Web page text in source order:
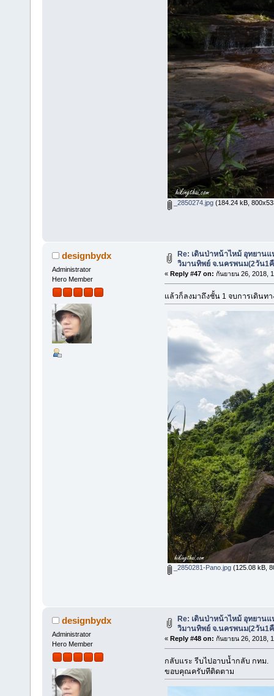
_2850274.jpg(184.24 kB,
designbydx
Administrator
Hero Member
Re: เดินป่าหน้าไหม้ อุทยาน
วิมานทิพย์ จ.นครพนม(2วัน1
« Reply #47 on: กันยายน 26, 2018,
แล้วก็ลงมาถึงชั้น 1 จบการเดินท
_2850281-Pano.jpg(125.08 kB,
designbydx
Administrator
Hero Member
Re: เดินป่าหน้าไหม้ อุทยาน
วิมานทิพย์ จ.นครพนม(2วัน1
« Reply #48 on: กันยายน 26, 2018,
กลับแระ รีบไปอาบน้ำกลับ กทม.
ขอบคุณครับทีติดตาม